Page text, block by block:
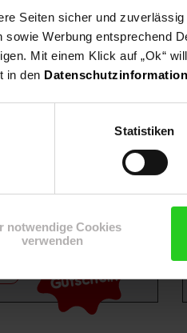
Seiten sicher und
Werbung entsprechend
Mit einem Klick auf „Ok“
in den
Statistiken
notwendige Cookies
verwenden
Rezeptwelt
15€
Gutschein